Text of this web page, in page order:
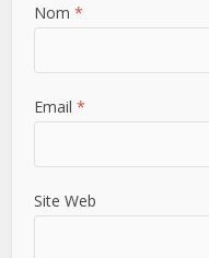
Nom *
Email *
Site Web